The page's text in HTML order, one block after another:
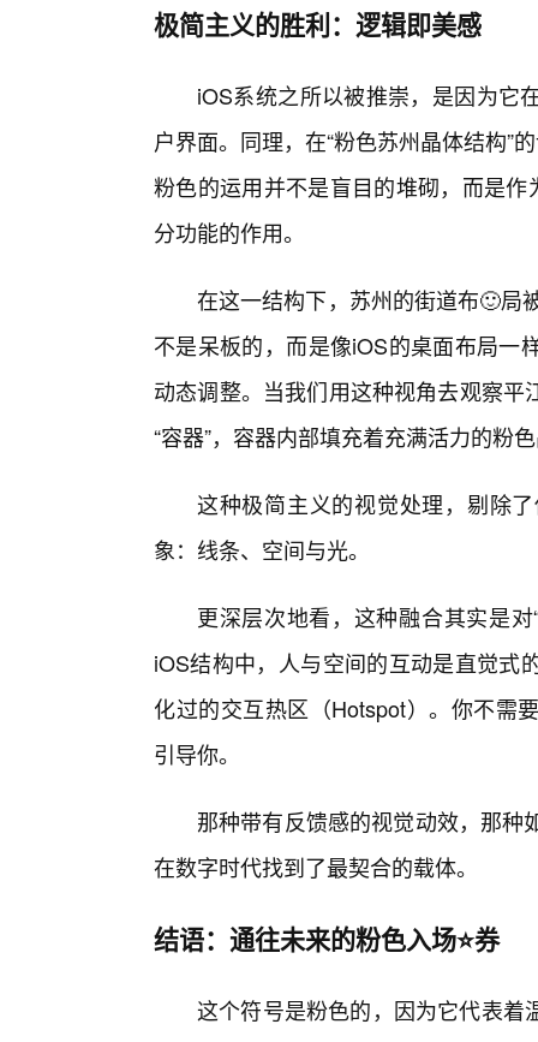
极简主义的胜利：逻辑即美感
iOS系统之所以被推崇，是因为它
户界面。同理，在“粉色苏州晶体结构”
粉色的运用并不是盲目的堆砌，而是
分功能的作用。
在这一结构下，苏州的街道布🙂局
不是呆板的，而是像iOS的桌面布局一
动态调整。当我们用这种视角去观察
“容器”，容器内部填充着充满活力的粉
这种极简主义的视觉处理，剔除
象：线条、空间与光。
更深层次地看，这种融合其实是
iOS结构中，人与空间的互动是直觉式
化过的交互热区（Hotspot）。你不需
引导你。
那种带有反馈感的视觉动效，那种
在数字时代找到了最契合的载体。
结语：通往未来的粉色入场⭐券
这个符号是粉色的，因为它代表着